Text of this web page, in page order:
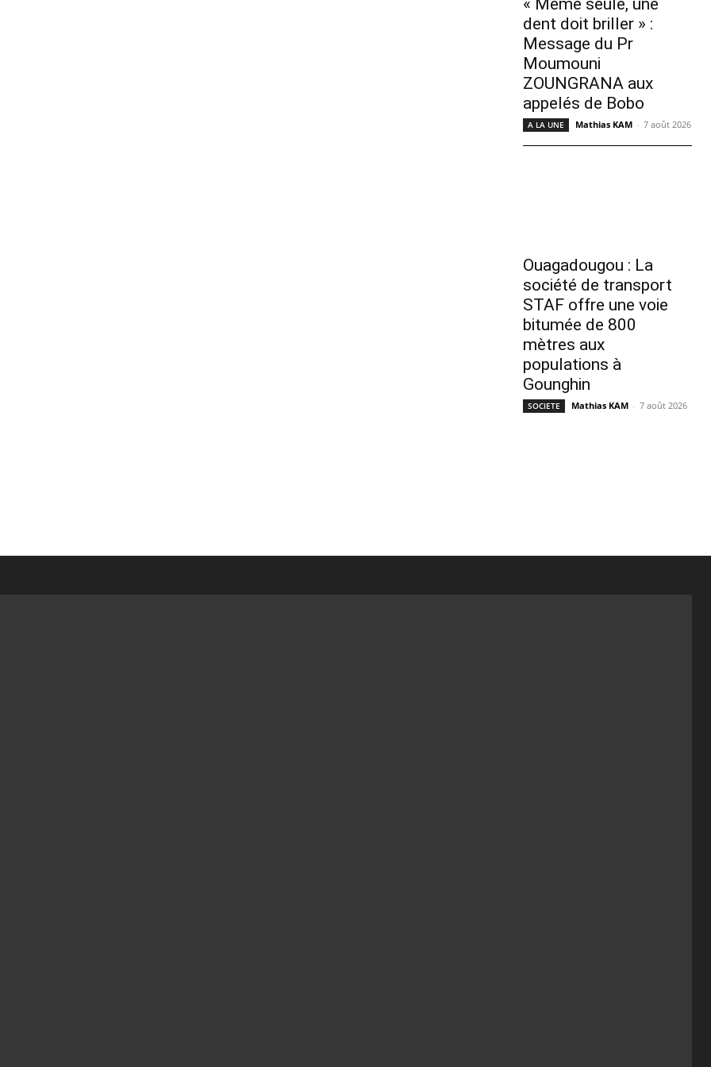
« Même seule, une
dent doit briller » :
Message du Pr
Moumouni
ZOUNGRANA aux
appelés de Bobo
A LA UNE Mathias KAM - 7 août 2026
Ouagadougou : La
société de transport
STAF offre une voie
bitumée de 800
mètres aux
populations à
Gounghin
SOCIETE Mathias KAM - 7 août 2026